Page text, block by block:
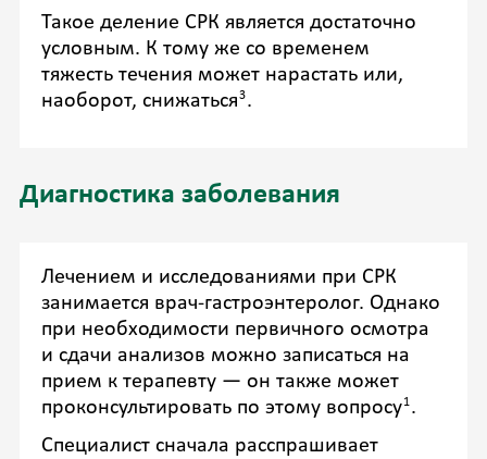
Такое деление СРК является достаточно
условным. К тому же со временем
тяжесть течения может нарастать или,
наоборот, снижаться3.
Диагностика заболевания
Лечением и исследованиями при СРК
занимается врач-гастроэнтеролог. Однако
при необходимости первичного осмотра
и сдачи анализов можно записаться на
прием к терапевту — он также может
проконсультировать по этому вопросу1.
Специалист сначала расспрашивает